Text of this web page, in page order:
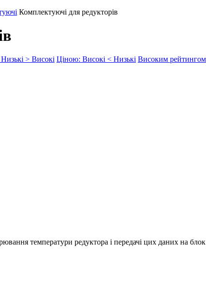
Комплектуючі для редукторів
> Високі Ціною: Високі < Низькі Високим рейтингом
температури редуктора і передачі цих даних на